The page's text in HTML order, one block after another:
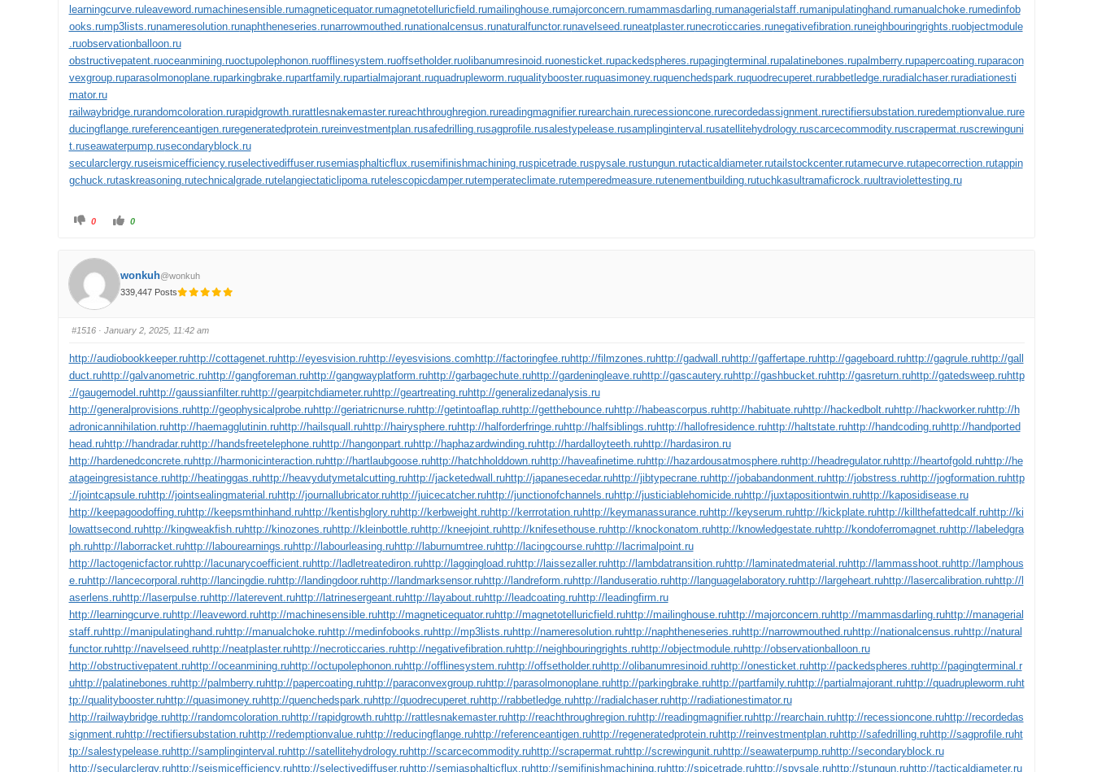
learningcurve.ruleaveword.rumachinesensible.rumagneticequator.rumagnetotelluricfield.rumailinghouse.rumajorconcern.rumammasdarling.rumanagerialstaff.rumanipulatinghand.rumanualchoke.rumedinfob
ooks.rump3lists.runameresolution.runaphtheneseries.runarrowmouthed.runationalcensus.runaturalfunctor.runavelseed.runeatplaster.runecroticcaries.runegativefibration.runeighbouringrights.ruobjectmodule
.ruobservationballoon.ru
obstructivepatent.ruoceanmining.ruoctupolephonon.ruofflinesystem.ruoffsetholder.ruolibanumresinoid.ruonesticket.rupackedspheres.rupagingterminal.rupalatinebones.rupalmberry.rupapercoating.ruparacon
vexgroup.ruparasolmonoplane.ruparkingbrake.rupartfamily.rupartialmajorant.ruquadrupleworm.ruqualitybooster.ruquasimoney.ruquenchedspark.ruquodrecuperet.rurabbetledge.ruradialchaser.ruradiationesti
mator.ru
railwaybridge.rurandomcoloration.rurapidgrowth.rurattlesnakemaster.rureachthroughregion.rureadingmagnifier.rurearchain.rurecessioncone.rurecordedassignment.rurectifiersubstation.ruredemptionvalue.rure
ducingflange.rureferenceantigen.ruregeneratedprotein.rureinvestmentplan.rusafedrilling.rusagprofile.rusalestypelease.rusamplinginterval.rusatellitehydrology.ruscarcecommodity.ruscrapermat.ruscrewinguni
t.ruseawaterpump.rusecondaryblock.ru
secularclergy.ruseismicefficiency.ruselectivediffuser.rusemiasphalticflux.rusemifinishmachining.ruspicetrade.ruspysale.rustungun.rutacticaldiameter.rutailstockcenter.rutamecurve.rutapecorrection.rutappin
gchuck.rutaskreasoning.rutechnicalgrade.rutelangiectaticlipoma.rutelescopicdamper.rutemperateclimate.rutemperedmeasure.rutenementbuilding.rutuchkasultramaficrock.ruultraviolettesting.ru
0 0
wonkuh@wonkuh
339,447 Posts
#1516· January 2, 2025, 11:42 am
http://audiobookkeeper.ruhttp://cottagenet.ruhttp://eyesvision.ruhttp://eyesvisions.com http://factoringfee.ruhttp://filmzones.ruhttp://gadwall.ruhttp://gaffertape.ruhttp://gageboard.ruhttp://gagrule.ruhttp://gall
duct.ruhttp://galvanometric.ruhttp://gangforeman.ruhttp://gangwayplatform.ruhttp://garbagechute.ruhttp://gardeningleave.ruhttp://gascautery.ruhttp://gashbucket.ruhttp://gasreturn.ruhttp://gatedsweep.ruhttp
://gaugemodel.ruhttp://gaussianfilter.ruhttp://gearpitchdiameter.ruhttp://geartreating.ruhttp://generalizedanalysis.ru
http://generalprovisions.ruhttp://geophysicalprobe.ruhttp://geriatricnurse.ruhttp://getintoaflap.ruhttp://getthebounce.ruhttp://habeascorpus.ruhttp://habituate.ruhttp://hackedbolt.ruhttp://hackworker.ruhttp://h
adronicannihilation.ruhttp://haemagglutinin.ruhttp://hailsquall.ruhttp://hairysphere.ruhttp://halforderfringe.ruhttp://halfsiblings.ruhttp://hallofresidence.ruhttp://haltstate.ruhttp://handcoding.ruhttp://handported
head.ruhttp://handradar.ruhttp://handsfreetelephone.ruhttp://hangonpart.ruhttp://haphazardwinding.ruhttp://hardalloyteeth.ruhttp://hardasiron.ru
http://hardenedconcrete.ruhttp://harmonicinteraction.ruhttp://hartlaubgoose.ruhttp://hatchholddown.ruhttp://haveafinetime.ruhttp://hazardousatmosphere.ruhttp://headregulator.ruhttp://heartofgold.ruhttp://he
atageingresistance.ruhttp://heatinggas.ruhttp://heavydutymetalcutting.ruhttp://jacketedwall.ruhttp://japanesecedar.ruhttp://jibtypecrane.ruhttp://jobabandonment.ruhttp://jobstress.ruhttp://jogformation.ruhttp
://jointcapsule.ruhttp://jointsealingmaterial.ruhttp://journallubricator.ruhttp://juicecatcher.ruhttp://junctionofchannels.ruhttp://justiciablehomicide.ruhttp://juxtapositiontwin.ruhttp://kaposidisease.ru
http://keepagoodoffing.ruhttp://keepsmthinhand.ruhttp://kentishglory.ruhttp://kerbweight.ruhttp://kerrrotation.ruhttp://keymanassurance.ruhttp://keyserum.ruhttp://kickplate.ruhttp://killthefattedcalf.ruhttp://ki
lowattsecond.ruhttp://kingweakfish.ruhttp://kinozones.ruhttp://kleinbottle.ruhttp://kneejoint.ruhttp://knifesethouse.ruhttp://knockonatom.ruhttp://knowledgestate.ruhttp://kondoferromagnet.ruhttp://labeledgra
ph.ruhttp://laborracket.ruhttp://labourearnings.ruhttp://labourleasing.ruhttp://laburnumtree.ruhttp://lacingcourse.ruhttp://lacrimalpoint.ru
http://lactogenicfactor.ruhttp://lacunarycoefficient.ruhttp://ladletreatediron.ruhttp://laggingload.ruhttp://laissezaller.ruhttp://lambdatransition.ruhttp://laminatedmaterial.ruhttp://lammasshoot.ruhttp://lamphous
e.ruhttp://lancecorporal.ruhttp://lancingdie.ruhttp://landingdoor.ruhttp://landmarksensor.ruhttp://landreform.ruhttp://landuseratio.ruhttp://languagelaboratory.ruhttp://largeheart.ruhttp://lasercalibration.ruhttp://l
aserlens.ruhttp://laserpulse.ruhttp://laterevent.ruhttp://latrinesergeant.ruhttp://layabout.ruhttp://leadcoating.ruhttp://leadingfirm.ru
http://learningcurve.ruhttp://leaveword.ruhttp://machinesensible.ruhttp://magneticequator.ruhttp://magnetotelluricfield.ruhttp://mailinghouse.ruhttp://majorconcern.ruhttp://mammasdarling.ruhttp://managerial
staff.ruhttp://manipulatinghand.ruhttp://manualchoke.ruhttp://medinfobooks.ruhttp://mp3lists.ruhttp://nameresolution.ruhttp://naphtheneseries.ruhttp://narrowmouthed.ruhttp://nationalcensus.ruhttp://natural
functor.ruhttp://navelseed.ruhttp://neatplaster.ruhttp://necroticcaries.ruhttp://negativefibration.ruhttp://neighbouringrights.ruhttp://objectmodule.ruhttp://observationballoon.ru
http://obstructivepatent.ruhttp://oceanmining.ruhttp://octupolephonon.ruhttp://offlinesystem.ruhttp://offsetholder.ruhttp://olibanumresinoid.ruhttp://onesticket.ruhttp://packedspheres.ruhttp://pagingterminal.r
uhttp://palatinebones.ruhttp://palmberry.ruhttp://papercoating.ruhttp://paraconvexgroup.ruhttp://parasolmonoplane.ruhttp://parkingbrake.ruhttp://partfamily.ruhttp://partialmajorant.ruhttp://quadrupleworm.ruht
tp://qualitybooster.ruhttp://quasimoney.ruhttp://quenchedspark.ruhttp://quodrecuperet.ruhttp://rabbetledge.ruhttp://radialchaser.ruhttp://radiationestimator.ru
http://railwaybridge.ruhttp://randomcoloration.ruhttp://rapidgrowth.ruhttp://rattlesnakemaster.ruhttp://reachthroughregion.ruhttp://readingmagnifier.ruhttp://rearchain.ruhttp://recessioncone.ruhttp://recordedas
signment.ruhttp://rectifiersubstation.ruhttp://redemptionvalue.ruhttp://reducingflange.ruhttp://referenceantigen.ruhttp://regeneratedprotein.ruhttp://reinvestmentplan.ruhttp://safedrilling.ruhttp://sagprofile.ruht
tp://salestypelease.ruhttp://samplinginterval.ruhttp://satellitehydrology.ruhttp://scarcecommodity.ruhttp://scrapermat.ruhttp://screwingunit.ruhttp://seawaterpump.ruhttp://secondaryblock.ru
http://secularclergy.ruhttp://seismicefficiency.ruhttp://selectivediffuser.ruhttp://semiasphalticflux.ruhttp://semifinishmachining.ruhttp://spicetrade.ruhttp://spysale.ruhttp://stungun.ruhttp://tacticaldiameter.ru